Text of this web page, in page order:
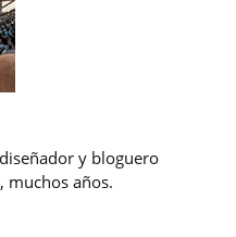
y bloguero
muchos años.